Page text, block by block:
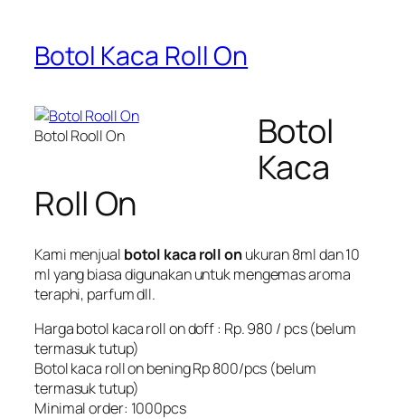
Botol Kaca Roll On
Botol Rooll On
Botol
Kaca
Roll On
Kami menjual botol kaca roll onukuran 8ml dan 10
ml yang biasa digunakan untuk mengemas aroma
teraphi, parfum dll.
Hargabotol kaca roll on doff: Rp. 980 / pcs (belum
termasuk tutup)
Botol kaca roll on bening Rp 800/pcs (belum
termasuk tutup)
Minimal order: 1000pcs